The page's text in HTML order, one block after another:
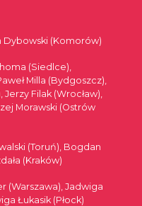
Dybowski (Komorów)
(Siedlce),
Milla (Bydgoszcz),
Filak (Wrocław),
Morawski (Ostrów
(Toruń), Bogdan
(Kraków)
(Warszawa), Jadwiga
Łukasik (Płock)